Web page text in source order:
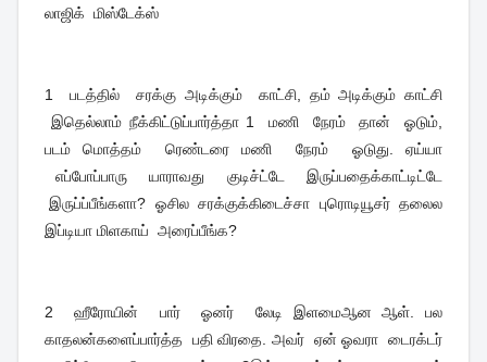
லாஜிக் மிஸ்டேக்ஸ்
1 படத்தில் சரக்கு அடிக்கும் காட்சி, தம் அடிக்கும் காட்சி
இதெல்லாம் நீக்கிட்டுப்பார்த்தா 1 மணி நேரம் தான் ஓடும்,
படம் மொத்தம் ரெண்டரை மணி நேரம் ஓடுது. ஏய்யா
எப்போப்பாரு யாராவது குடிச்ட்டே இருப்பதைக்காட்டிட்டே
இருப்ப்பீங்களா? ஓசில சரக்குக்கிடைச்சா புரொடியூசர் தலைல
இப்டியா மிளகாய் அரைப்பீங்க?
2 ஹீரோயின் பார் ஓனர் லேடி இளமைஆன ஆள். பல
காதலன்களைப்பார்த்த பதி விரதை. அவர் ஏன் ஓவரா டைரக்டர்